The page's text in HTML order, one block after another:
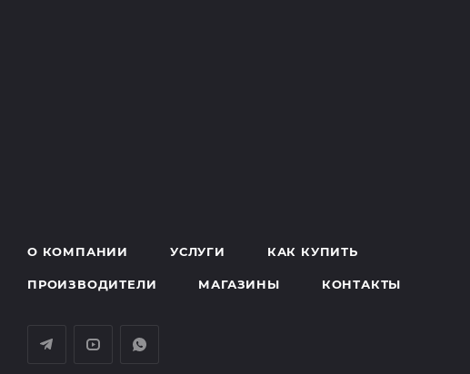
О КОМПАНИИ УСЛУГИ КАК КУПИТЬ
ПРОИЗВОДИТЕЛИ МАГАЗИНЫ КОНТАКТЫ